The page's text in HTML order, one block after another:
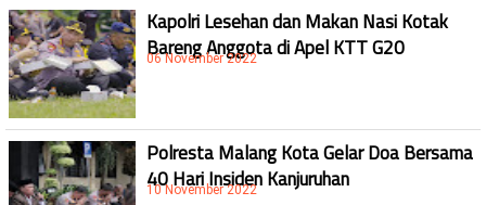
Kapolri Lesehan dan Makan Nasi Kotak
Bareng Anggota di Apel KTT G20
06 November 2022
Polresta Malang Kota Gelar Doa Bersama
40 Hari Insiden Kanjuruhan
10 November 2022